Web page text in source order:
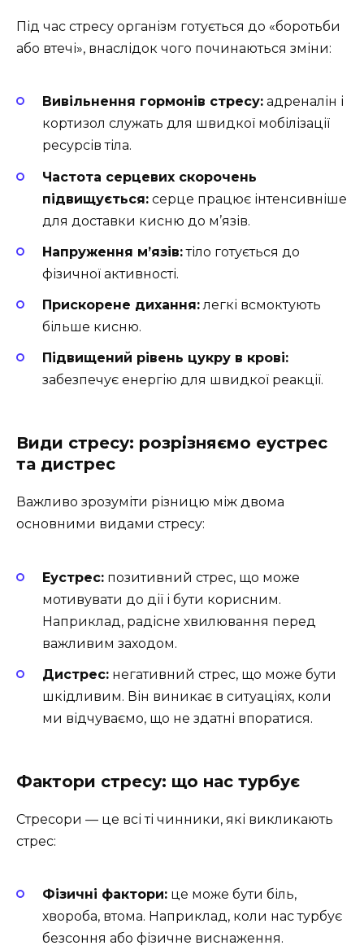
Під час стресу організм готується до «боротьби
або втечі», внаслідок чого починаються зміни:
Вивільнення гормонів стресу: адреналін і
кортизол служать для швидкої мобілізації
ресурсів тіла.
Частота серцевих скорочень
підвищується: серце працює інтенсивніше
для доставки кисню до м’язів.
Напруження м’язів:тіло готується до
фізичної активності.
Прискорене дихання:легкі всмоктують
більше кисню.
Підвищений рівень цукру в крові:
забезпечує енергію для швидкої реакції.
Види стресу: розрізняємо еустрес
та дистрес
Важливо зрозуміти різницю між двома
основними видами стресу:
Еустрес: позитивний стрес, що може
мотивувати до дії і бути корисним.
Наприклад, радісне хвилювання перед
важливим заходом.
Дистрес: негативний стрес, що може бути
шкідливим. Він виникає в ситуаціях, коли
ми відчуваємо, що не здатні впоратися.
Фактори стресу: що нас турбує
Стресори — це всі ті чинники, які викликають
стрес:
Фізичні фактори: це може бути біль,
хвороба, втома. Наприклад, коли нас турбує
безсоння або фізичне виснаження.